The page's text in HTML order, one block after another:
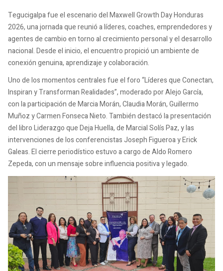
Tegucigalpa fue el escenario del Maxwell Growth Day Honduras
2026, una jornada que reunió a líderes, coaches, emprendedores y
agentes de cambio en torno al crecimiento personal y el desarrollo
nacional. Desde el inicio, el encuentro propició un ambiente de
conexión genuina, aprendizaje y colaboración.
Uno de los momentos centrales fue el foro “Líderes que Conectan,
Inspiran y Transforman Realidades”, moderado por Alejo García,
con la participación de Marcia Morán, Claudia Morán, Guillermo
Muñoz y Carmen Fonseca Nieto. También destacó la presentación
del libro Liderazgo que Deja Huella, de Marcial Solís Paz, y las
intervenciones de los conferencistas Joseph Figueroa y Erick
Galeas. El cierre periodístico estuvo a cargo de Aldo Romero
Zepeda, con un mensaje sobre influencia positiva y legado.